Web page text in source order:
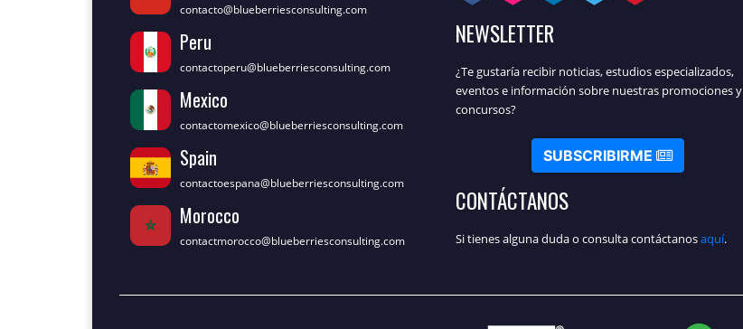
contacto@blueberriesconsulting.com
Peru
contactoperu@blueberriesconsulting.com
Mexico
contactomexico@blueberriesconsulting.com
Spain
contactoespana@blueberriesconsulting.com
Morocco
contactmorocco@blueberriesconsulting.com
NEWSLETTER
¿Te gustaría recibir noticias, estudios especializados,
eventos e información sobre nuestras promociones y
concursos?
SUBSCRIBIRME
CONTÁCTANOS
Si tienes alguna duda o consulta contáctanosaquí.